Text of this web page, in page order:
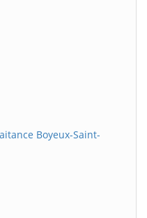
Boyeux-Saint-